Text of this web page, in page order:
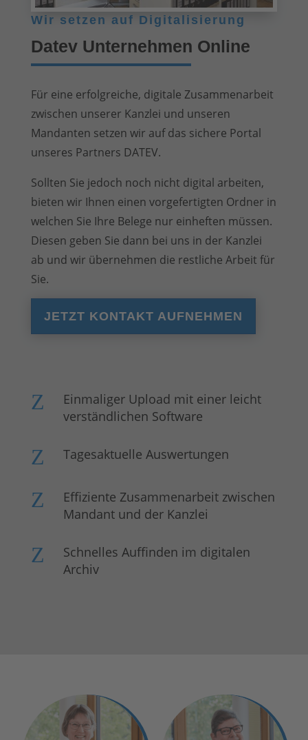
Wir setzen auf Digitalisierung
Datev Unternehmen Online
Für eine erfolgreiche, digitale Zusammenarbeit
zwischen unserer Kanzlei und unseren
Mandanten setzen wir auf das sichere Portal
unseres Partners DATEV.
Sollten Sie jedoch noch nicht digital arbeiten,
bieten wir Ihnen einen vorgefertigten Ordner in
welchen Sie Ihre Belege nur einheften müssen.
Diesen geben Sie dann bei uns in der Kanzlei
ab und wir übernehmen die restliche Arbeit für
Sie.
JETZT KONTAKT AUFNEHMEN
Z
Einmaliger Upload mit einer leicht
verständlichen Software
Z Tagesaktuelle Auswertungen
Z
Effiziente Zusammenarbeit zwischen
Mandant und der Kanzlei
Z
Schnelles Auffinden im digitalen
Archiv